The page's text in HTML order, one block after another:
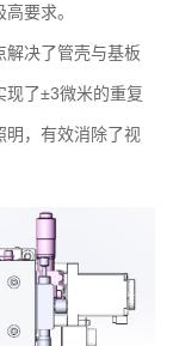
要求。
解决了管壳与基板
现了±3微米的重复
明，有效消除了视